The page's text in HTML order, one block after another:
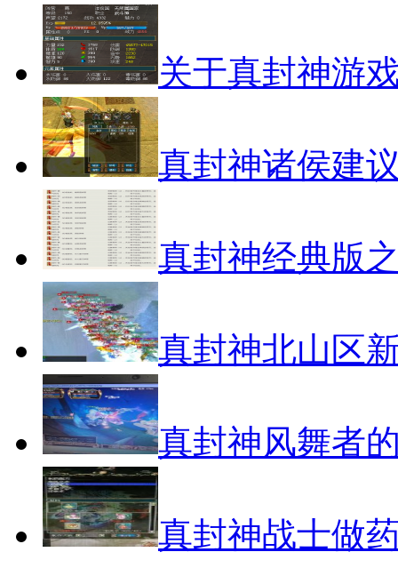
关于真封神游
真封神诸侯建
真封神经典版
真封神北山区
真封神风舞者
真封神战士做